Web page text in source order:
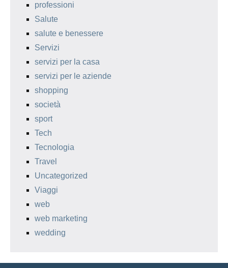
professioni
Salute
salute e benessere
Servizi
servizi per la casa
servizi per le aziende
shopping
società
sport
Tech
Tecnologia
Travel
Uncategorized
Viaggi
web
web marketing
wedding